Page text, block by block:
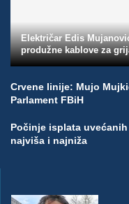
Električar Edis
produžne kablove za
Crvene linije: Mujo
Parlament FBiH
Počinje isplata
najviša i najniža